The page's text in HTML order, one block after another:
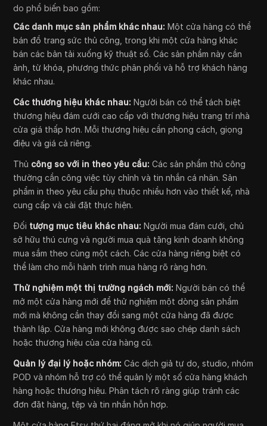
do phổ biến bao gồm:
Các danh mục sản phẩm khác nhau: Một cửa hàng có thể
bán đồ trang sức thủ công, trong khi một cửa hàng khác
bán các bản tải xuống kỹ thuật số. Các sản phẩm này cần
ảnh, từ khóa, phương thức phân phối và hỗ trợ khách hàng
khác nhau.
Các thương hiệu khác nhau: Người bán có thể tách biệt
thương hiệu đám cưới cao cấp với thương hiệu trang trí nhà
cửa giá thấp hơn. Mỗi thương hiệu cần phong cách, giọng
điệu và giá cả riêng.
Thủ công so với in theo yêu cầu: Các sản phẩm thủ công
thường cần công việc tùy chỉnh và tin nhắn cá nhân. Sản
phẩm in theo yêu cầu phụ thuộc nhiều hơn vào thiết kế, nhà
cung cấp và cài đặt thực hiện.
Đối tượng mục tiêu khác nhau: Người mua đám cưới, chủ
sở hữu thú cưng và người mua quà tặng kinh doanh không
mua sắm theo cùng một cách. Các cửa hàng riêng biệt có
thể làm cho mỗi hành trình mua hàng rõ ràng hơn.
Thử nghiệm một thị trường ngách mới: Người bán có thể
mở một cửa hàng mới để thử nghiệm một dòng sản phẩm
mới mà không cần thay đổi sang một cửa hàng đã được
thành lập. Cửa hàng mới không được sao chép danh sách
hoặc thương hiệu của cửa hàng cũ.
Quản lý đại lý hoặc nhóm: Các dịch giả tự do, studio, nhóm
POD và nhóm hỗ trợ có thể quản lý một số cửa hàng khách
hàng hoặc thương hiệu. Phân tách rõ ràng giúp tránh các
đơn đặt hàng, tệp và tin nhắn hỗn hợp.